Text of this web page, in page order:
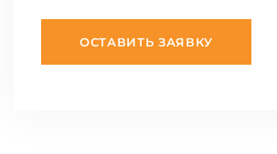
ОСТАВИТЬ ЗАЯВКУ